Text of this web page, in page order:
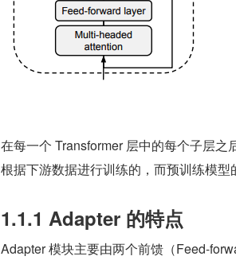
在每一个 Transformer 层中的每个子层
根据下游数据进行训练的，而预训练模型
1.1.1 Adapter 的特点
Adapter 模块主要由两个前馈（Feed-